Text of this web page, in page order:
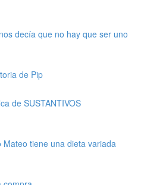
decía que no hay que ser uno
de Pip
de SUSTANTIVOS
tiene una dieta variada